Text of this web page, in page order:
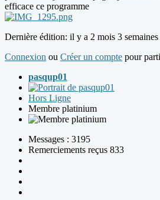
efficace ce programme
Dernière édition: il y a 2 mois 3
Connexion ou Créer un compte pour
pasqup01
Hors Ligne
Membre platinium
Messages : 3195
Remerciements reçus 833